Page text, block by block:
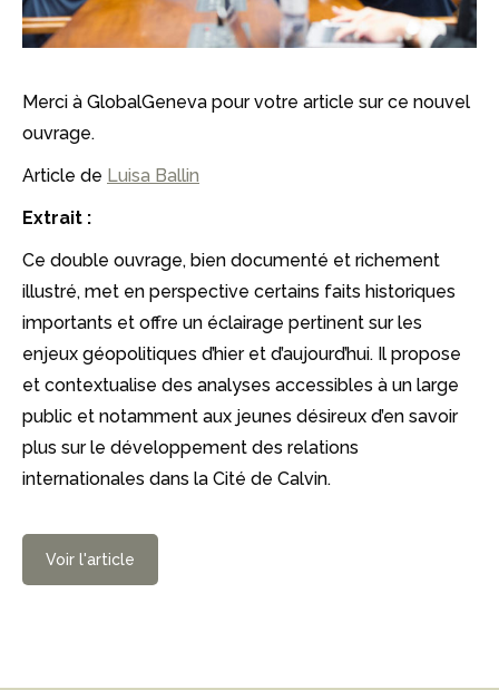
Merci à GlobalGeneva pour votre article sur ce nouvel
ouvrage.
Article de Luisa Ballin
Extrait :
Ce double ouvrage, bien documenté et richement
illustré, met en perspective certains faits historiques
importants et offre un éclairage pertinent sur les
enjeux géopolitiques d’hier et d’aujourd’hui. Il propose
et contextualise des analyses accessibles à un large
public et notamment aux jeunes désireux d’en savoir
plus sur le développement des relations
internationales dans la Cité de Calvin.
Voir l'article